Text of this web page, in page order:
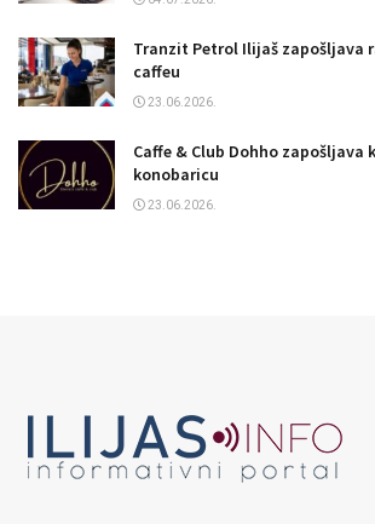
Tranzit Petrol Ilijaš zapošljava
caffeu
23.06.2026.
Caffe & Club Dohho zapošljava
konobaricu
23.06.2026.